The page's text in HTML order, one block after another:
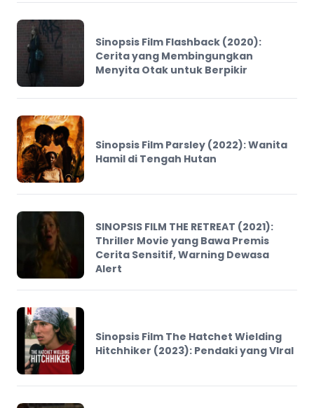
Sinopsis Film Flashback (2020):
Cerita yang Membingungkan
Menyita Otak untuk Berpikir
Sinopsis Film Parsley (2022): Wanita
Hamil di Tengah Hutan
SINOPSIS FILM THE RETREAT (2021):
Thriller Movie yang Bawa Premis
Cerita Sensitif, Warning Dewasa
Alert
Sinopsis Film The Hatchet Wielding
Hitchhiker (2023): Pendaki yang VIral